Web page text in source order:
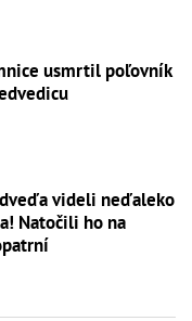
usmrtil poľovník
videli neďaleko
Natočili ho na